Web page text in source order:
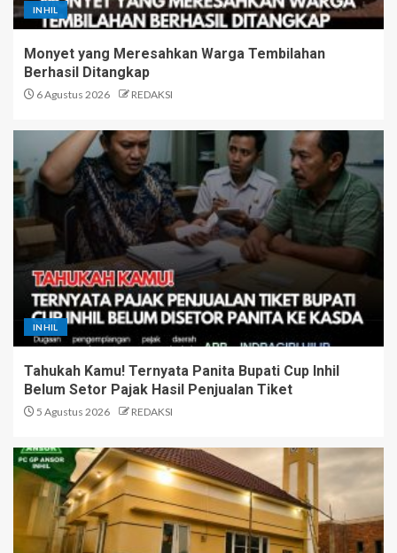
INHIL
Monyet yang Meresahkan Warga Tembilahan
Berhasil Ditangkap
6 Agustus 2026 REDAKSI
INHIL
Tahukah Kamu! Ternyata Panita Bupati Cup Inhil
Belum Setor Pajak Hasil Penjualan Tiket
5 Agustus 2026 REDAKSI